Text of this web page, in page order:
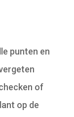
punten en
of
op de